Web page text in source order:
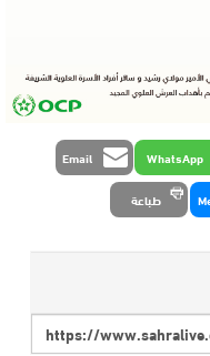
WhatsApp
Email
طباعة